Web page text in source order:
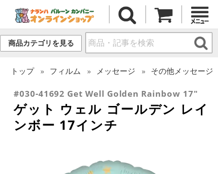
商品カテゴリを見る
トップ フィルム メッセージ その他メッセージ
#030-41692 Get Well Golden Rainbow 17"
ゲット ウェル ゴールデン レイ
ンボー 17インチ